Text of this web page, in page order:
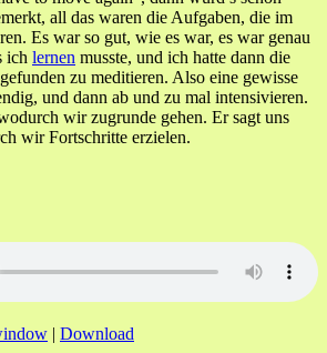
all das waren die Aufgaben, die im
Es war so gut, wie es war, es war genau
ich lernen musste, und ich hatte dann die
gefunden zu meditieren. Also eine gewisse
und dann ab und zu mal intensivieren.
wir zugrunde gehen. Er sagt uns
wir Fortschritte erzielen.
| Download